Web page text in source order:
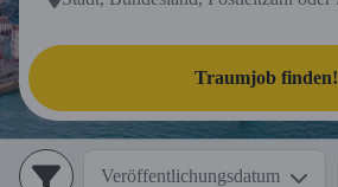
Traumjob finden!
Veröffentlichungsdatum